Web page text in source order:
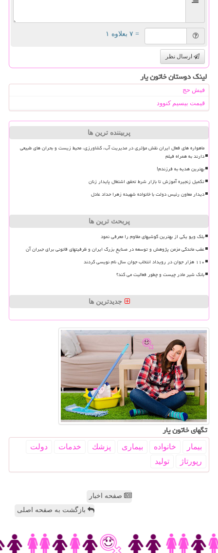
= ۷ بعلاوه ۱
ارسال نظر
لینک دوستان خاتون یار
فیش حج
قیمت بیسیم کنوود
پربیننده ترین ها
ماهواره های فعال ایران نقش مؤثری در مدیریت آب، کشاورزی، محیط زیست و بحران های طبیعی
دارند به همراه فیلم
بهترین هدیه به فرزندم!
تکمیل زنجیره آموزش تا بازار شرط تحقق اشتغال پایدار زنان
دیدار معاون رئیس دولت با خانواده شهیده زهرا حداد عادل
پربحث ترین ها
بلک ویو یکی از بهترین گوشیهای مقاوم را معرفی نمود
عقب ماندگی مزمن پژوهش و توسعه در صنایع بزرگ ایران و ظرفیتهای قانونی برای جبران آن
۱۱۰ هزار جوان در رویداد انتخاب جوان سال نام نویسی کردند
بانک شیر مادر چیست و چطور فعالیت می کند؟
جدیدترین ها
تگهای خاتون یار
بیمار خانواده بیماری پزشك خدمات
دولت
رپورتاژ
تولید
صفحه اخبار
بازگشت به صفحه اصلی